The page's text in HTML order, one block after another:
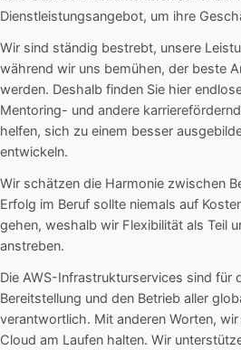
Dienstleistungsangebot, um ihre
Wir sind ständig bestrebt, unsere
während wir uns bemühen, der beste
werden. Deshalb finden Sie hier
Mentoring- und andere
helfen, sich zu einem besser
entwickeln.
Wir schätzen die Harmonie zwischen
Erfolg im Beruf sollte niemals auf
gehen, weshalb wir Flexibilität als Teil
anstreben.
Die AWS-Infrastrukturservices sind für
Bereitstellung und den Betrieb aller
verantwortlich. Mit anderen Worten,
Cloud am Laufen halten. Wir